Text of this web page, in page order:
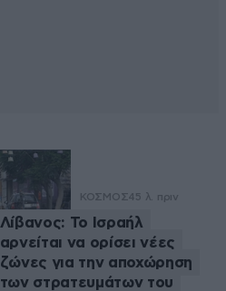
ΚΟΣΜΟΣ45 λ. πριν
Λίβανος: Το Ισραήλ
αρνείται να ορίσει νέες
ζώνες για την αποχώρηση
των στρατευμάτων του